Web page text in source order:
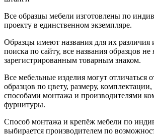
Все образцы мебели изготовлены по
проекту в единственном экземпляре.
Образцы имеют названия для их различия
поиска по сайту, все названия образцов не
зарегистрированным товарным знаком.
Все мебельные изделия могут отличаться
образцов по цвету, размеру,
способами монтажа и производителями
фурнитуры.
Способ монтажа и крепёж мебели по
выбирается производителем по